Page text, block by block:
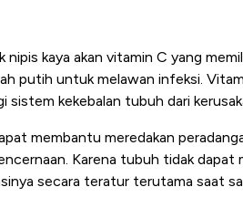
nipis kaya akan vitamin C yang
putih untuk melawan infeksi.
sistem kekebalan tubuh dari
membantu meredakan
Karena tubuh tidak dapat
secara teratur terutama saat